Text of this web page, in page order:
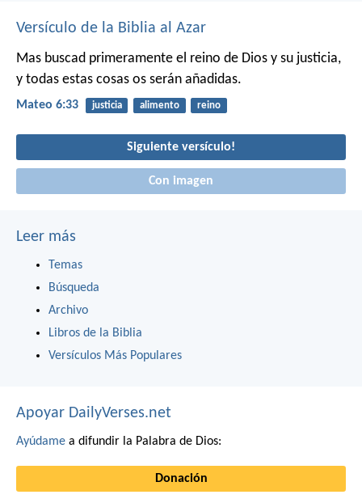
Versículo de la Biblia al Azar
Mas buscad primeramente el reino de Dios y su justicia,
y todas estas cosas os serán añadidas.
Mateo 6:33 justicia alimento reino
Siguiente versículo!
Con imagen
Leer más
Temas
Búsqueda
Archivo
Libros de la Biblia
Versículos Más Populares
Apoyar DailyVerses.net
Ayúdame a difundir la Palabra de Dios:
Donación